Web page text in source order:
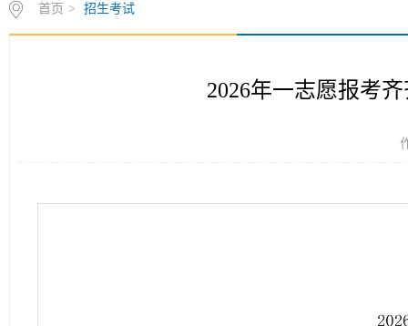
首页 > 招生考试
2026年一志愿报考